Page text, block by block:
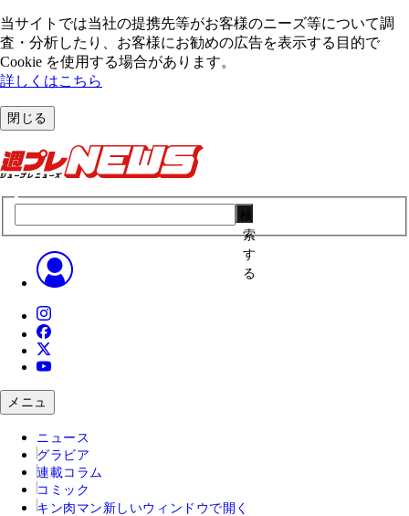
当サイトでは当社の提携先等がお客様のニーズ等について調
査・分析したり、お客様にお勧めの広告を表⽰する⽬的で
Cookie を使⽤する場合があります。
詳しくはこちら
閉じる
索
す
る
メニュ
ニュース
グラビア
連載コラム
コミック
キン肉マン 新しいウィンドウで開く